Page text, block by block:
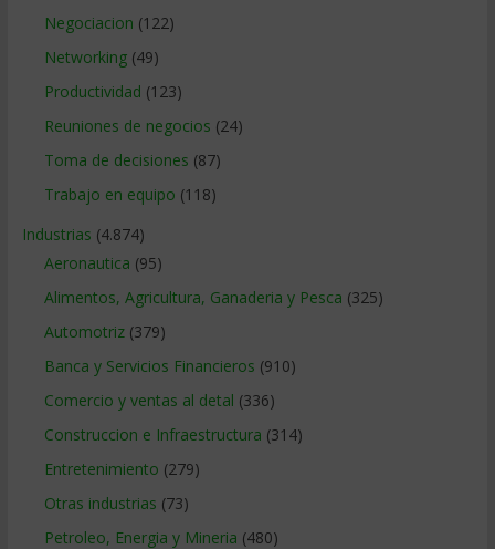
Negociacion (122)
Networking(49)
Productividad (123)
Reuniones de negocios (24)
Toma de decisiones (87)
Trabajo en equipo (118)
Industrias (4.874)
Aeronautica (95)
Alimentos, Agricultura, Ganaderia y Pesca (325)
Automotriz(379)
Banca y Servicios Financieros (910)
Comercio y ventas al detal (336)
Construccion e Infraestructura (314)
Entretenimiento (279)
Otras industrias (73)
Petroleo, Energia y Mineria (480)